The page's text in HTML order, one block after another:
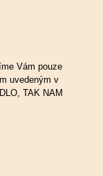
Vám pouze
uvedeným v
TAK NAM